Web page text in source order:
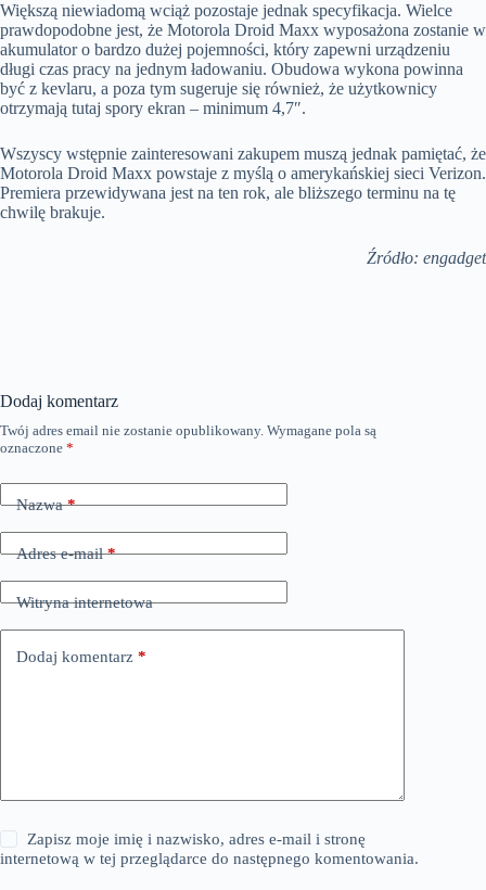
Większą niewiadomą wciąż pozostaje jednak specyfikacja. Wielce
prawdopodobne jest, że Motorola Droid Maxx wyposażona zostanie w
akumulator o bardzo dużej pojemności, który zapewni urządzeniu
długi czas pracy na jednym ładowaniu. Obudowa wykona powinna
być z kevlaru, a poza tym sugeruje się również, że użytkownicy
otrzymają tutaj spory ekran – minimum 4,7″.
Wszyscy wstępnie zainteresowani zakupem muszą jednak pamiętać, że
Motorola Droid Maxx powstaje z myślą o amerykańskiej sieci Verizon.
Premiera przewidywana jest na ten rok, ale bliższego terminu na tę
chwilę brakuje.
Źródło: engadget
Dodaj komentarz
Twój adres email nie zostanie opublikowany. Wymagane pola są
oznaczone *
Nazwa*
Adres e-mail*
Witryna internetowa
Dodaj komentarz *
Zapisz moje imię i nazwisko, adres e-mail i stronę
internetową w tej przeglądarce do następnego komentowania.